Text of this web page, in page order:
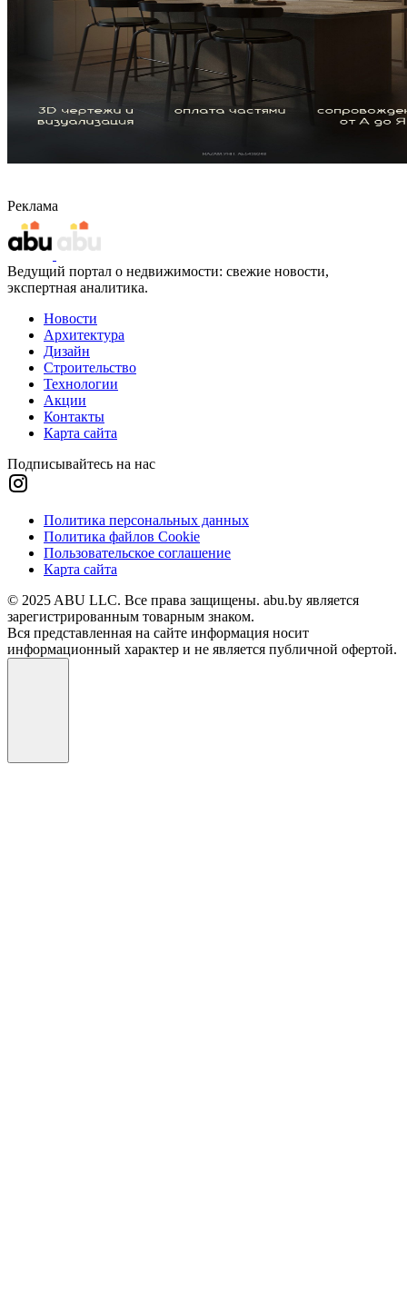
Реклама
Ведущий портал о недвижимости: свежие новости,
экспертная аналитика.
Новости
Архитектура
Дизайн
Строительство
Технологии
Акции
Контакты
Карта сайта
Подписывайтесь на нас
Политика персональных данных
Политика файлов Cookie
Пользовательское соглашение
Карта сайта
© 2025 ABU LLC. Все права защищены. abu.by является
зарегистрированным товарным знаком.
Вся представленная на сайте информация носит
информационный характер и не является публичной офертой.